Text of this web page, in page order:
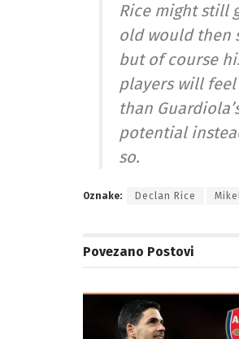
Rice might still
old would then
but of course
players will
than
potential
so.
Oznake: Declan Rice
Povezano Postovi